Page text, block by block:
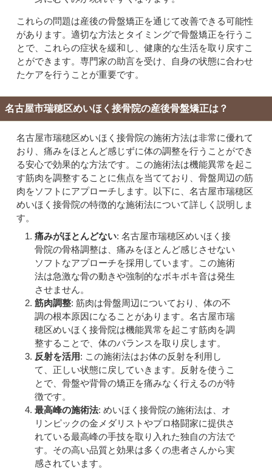
これらの問題は産後の骨盤矯正を通じて改善できる可能性
があります。適切な方法とタイミングで骨盤矯正を行うこ
とで、これらの症状を緩和し、健康的な生活を取り戻すこ
とができます。専門家の助言を受け、自身の状態に合わせ
たケアを行うことが重要です。
名古屋市瑞穂区めいほく接骨院の産後骨盤矯正は？
名古屋市瑞穂区めいほく接骨院の施術方法は非常に優れて
おり、痛みをほとんど感じずに体の調整を行うことができ
る安心で効果的な方法です。この施術法は機能異常を起こ
す筋肉を調整することに焦点を当てており、骨盤周辺の筋
肉をソフトにアプローチします。以下に、名古屋市瑞穂区
めいほく接骨院の特徴的な施術法について詳しく説明しま
す。
痛みがほとんどない: 名古屋市瑞穂区めいほく接
骨院の骨格調整は、痛みをほとんど感じさせない
ソフトなアプローチを採用しています。この施術
法は急激な骨の動きや強制的なボキボキ音は発生
させません。
筋肉調整: 筋肉は骨盤周辺についており、体の不
調の根本原因になることがあります。名古屋市瑞
穂区めいほく接骨院は機能異常を起こす筋肉を調
整することで、体のバランスを取り戻します。
反射を活用: この施術法はお体の反射を利用し
て、正しい状態に戻していきます。反射を使うこ
とで、骨盤や背骨の矯正を痛みなく行えるのが特
徴です。
最高峰の施術法: めいほく接骨院の施術法は、オ
リンピックの金メダリストやプロ格闘家に提供さ
れている最高峰の手技を取り入れた独自の方法で
す。その高い品質と効果は多くの患者さんから実
感されています。